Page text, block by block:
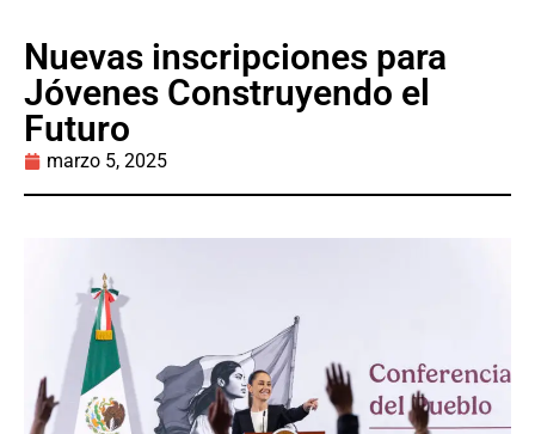
Nuevas inscripciones para
Jóvenes Construyendo el
Futuro
marzo 5, 2025